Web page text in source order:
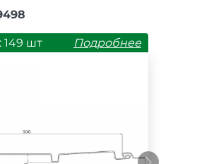
149 шт Подробнее